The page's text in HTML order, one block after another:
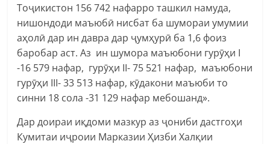
Тоҷикистон 156 742 нафарро ташкил намуда,
нишондоди маъюбӣ нисбат ба шумораи умумии
аҳолӣ дар ин давра дар ҷумҳурӣ ба 1,6 фоиз
баробар аст. Аз ин шумора маъюбони гурӯҳи I
-16 579 нафар, гурӯҳи II- 75 521 нафар, маъюбони
гурӯҳи III- 33 513 нафар, кӯдакони маъюби то
синни 18 сола -31 129 нафар мебошанд».
Дар доираи иқдоми мазкур аз ҷониби дастгоҳи
Кумитаи иҷроии Марказии Ҳизби Халқии